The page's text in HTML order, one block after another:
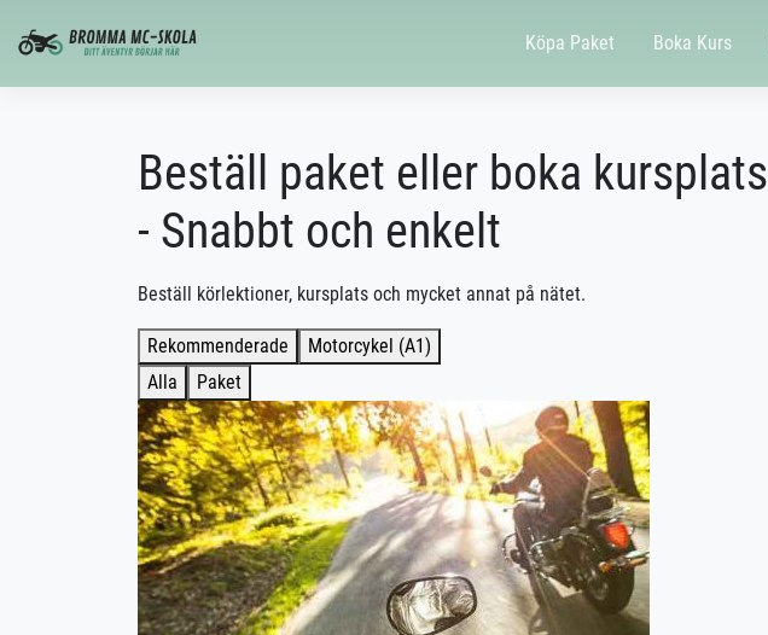
Köpa Paket Boka Kurs
Beställ paket eller boka kursplats
- Snabbt och enkelt
Beställ körlektioner, kursplats och mycket annat på nätet.
Rekommenderade
Motorcykel (A1)
Alla
Paket